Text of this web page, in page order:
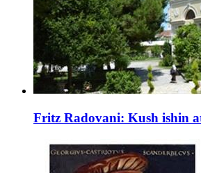
Fritz Radovani: Kush ishin